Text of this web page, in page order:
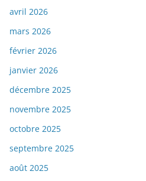
avril 2026
mars 2026
février 2026
janvier 2026
décembre 2025
novembre 2025
octobre 2025
septembre 2025
août 2025